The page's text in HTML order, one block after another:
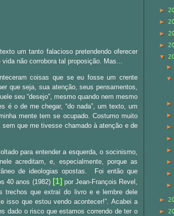
um tanto falacioso pretendendo oferecer
não corrobora tal proposição. Mas...
coisas que se eu fosse um crente
que seja, sua atenção, seus pensamentos,
seu “desejo”, mesmo quando nem mesmo
é o de me chegar, “do nada”, um texto, um
mente tem se ocupado. Costumo muito
que me tivesse chamado à atenção e de
para entender a esquerda, o socinismo,
acreditam, e, especialmente, porque as
de ideologias opostas. Foi então que
40 anos (1982) [1] por Jean-François Revel,
trechos que extraí do livro e e lembre dele
isso que estou vendo acontecer!”. Acabei a
dado o risco que estamos correndo de ter o
►
►
►
►
▼
▼
►
►
►
►
►
►